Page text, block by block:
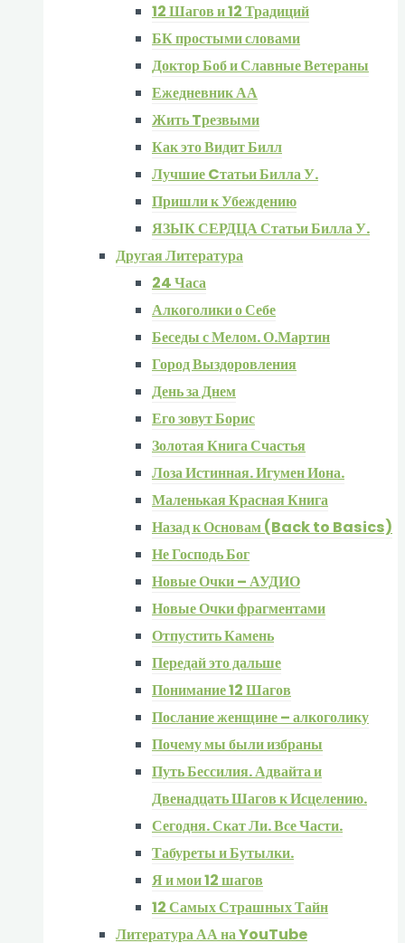
12 Шагов и 12 Традиций
БК простыми словами
Доктор Боб и Славные Ветераны
Ежедневник АА
Жить Tрезвыми
Как это Видит Билл
Лучшие Cтатьи Билла У.
Пришли к Убеждению
ЯЗЫК СЕРДЦА Статьи Билла У.
Другая Литература
24 Часа
Алкоголики о Себе
Беседы с Мелом. О.Мартин
Город Выздоровления
День за Днем
Его зовут Борис
Золотая Книга Счастья
Лоза Истинная. Игумен Иона.
Маленькая Красная Книга
Назад к Основам (Back to Basics)
Не Господь Бог
Новые Очки – АУДИО
Новые Очки фрагментами
Отпустить Камень
Передай это дальше
Понимание 12 Шагов
Послание женщине – алкоголику
Почему мы были избраны
Путь Бессилия. Адвайта и
Двенадцать Шагов к Исцелению.
Сегодня. Скат Ли. Все Части.
Табуреты и Бутылки.
Я и мои 12 шагов
12 Самых Страшных Тайн
Литература АА на YouTube